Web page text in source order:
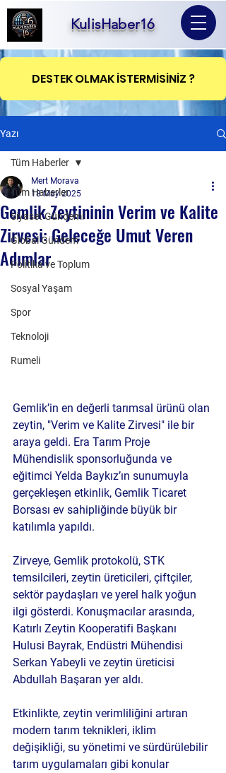
KulisHaber16
DESTEK OLMAK İSTERMİSİNİZ ?
Yazı
Tüm Haberler
Siyaset Gündemi
Global Gündem
Politika ve Toplum
Sosyal Yaşam
Spor
Teknoloji
Rumeli
Tüm Haberler
Gemlik Zeytininin Verim ve Kalite
Zirvesi: Geleceğe Umut Veren
Adımlar
Mert Morava
18 May 2025
Gemlik’in en değerli tarımsal ürünü olan
zeytin, "Verim ve Kalite Zirvesi" ile bir
araya geldi. Era Tarım Proje
Mühendislik sponsorluğunda ve
eğitimci Yelda Baykız’ın sunumuyla
gerçekleşen etkinlik, Gemlik Ticaret
Borsası ev sahipliğinde büyük bir
katılımla yapıldı.
Zirveye, Gemlik protokolü, STK
temsilcileri, zeytin üreticileri, çiftçiler,
sektör paydaşları ve yerel halk yoğun
ilgi gösterdi. Konuşmacılar arasında,
Katırlı Zeytin Kooperatifi Başkanı
Hulusi Bayrak, Endüstri Mühendisi
Serkan Yabeyli ve zeytin üreticisi
Abdullah Başaran yer aldı.
Etkinlikte, zeytin verimliliğini artıran
modern tarım teknikleri, iklim
değişikliği, su yönetimi ve sürdürülebilir
tarım uygulamaları gibi konular